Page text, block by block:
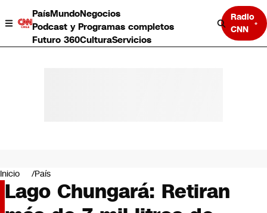
PaísMundoNegocios
Podcast y Programas completos
Futuro 360CulturaServicios
Radio
CNN
Negocios
Deportes
Programas completos
Inicio País
Lago Chungará: Retiran